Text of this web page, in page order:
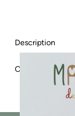
Description
notre housse à
double gaze de
Habillez le matelas à